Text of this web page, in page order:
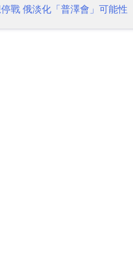
戰 俄淡化「普澤會」可能性